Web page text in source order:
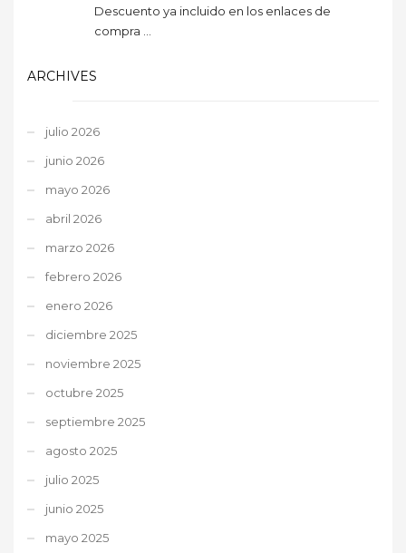
Descuento ya incluido en los enlaces de
compra ...
ARCHIVES
julio 2026
junio 2026
mayo 2026
abril 2026
marzo 2026
febrero 2026
enero 2026
diciembre 2025
noviembre 2025
octubre 2025
septiembre 2025
agosto 2025
julio 2025
junio 2025
mayo 2025